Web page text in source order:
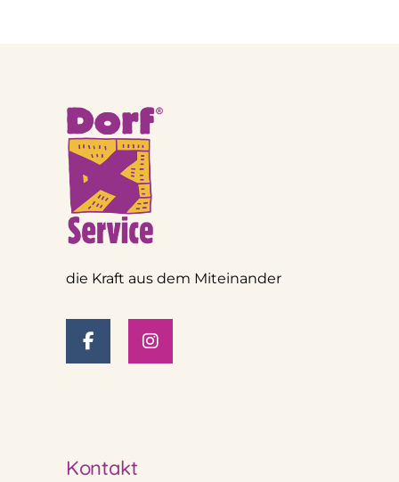
die Kraft aus dem Miteinander
Kontakt